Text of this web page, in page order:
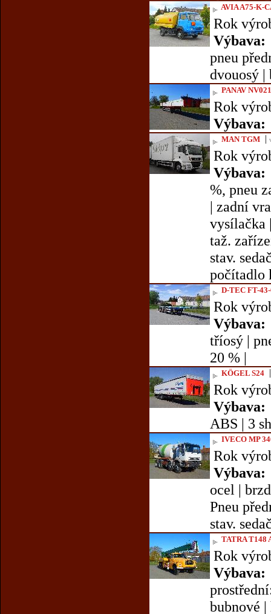
AVIA A75-K-
Rok
Výbava:
pneu
dvouosý |
PANAV
Rok
Výbava:
MAN TGM |
Rok
Výbava:
%, pneu
| zadní
vysílačka
taž.
stav.
počítadlo
D-TEC FT-
Rok
Výbava:
tříosý |
20 % |
KÖGEL S24
Rok
Výbava:
ABS | 3
IVECO MP
Rok
Výbava:
ocel |
Pneu
stav.
TATRA T148
Rok
Výbava:
bubnové